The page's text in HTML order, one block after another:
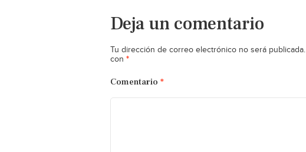
Deja un comentario
Tu dirección de correo electrónico no será publicada.
con *
Comentario *